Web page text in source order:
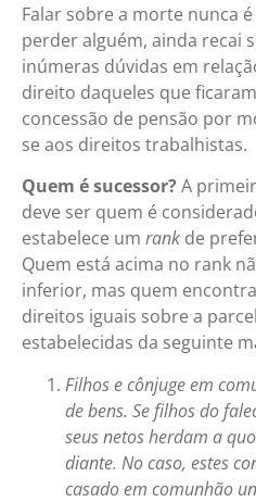
Falar sobre a morte nunca
perder alguém, ainda recai
inúmeras dúvidas em
direito daqueles que
concessão de pensão por
se aos direitos trabalhistas.
Quem é sucessor?A
deve ser quem é
estabelece um rank de
Quem está acima no rank
inferior, mas quem
direitos iguais sobre a
estabelecidas da seguinte
Filhos e cônjuge em
de bens. Se filhos do
seus netos herdam a
diante. No caso, estes
casado em comunhão